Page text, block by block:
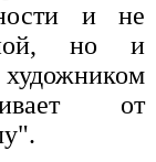
и не
но и
от